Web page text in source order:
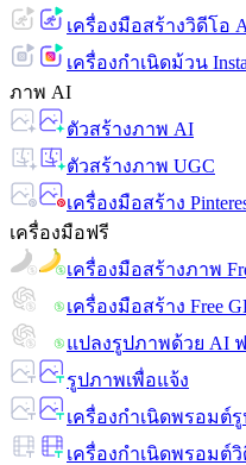
เครื่องมือสร้างวิดีโอ
เครื่องกำเนิดม้วน
ภาพ AI
ตัวสร้างภาพ AI
ตัวสร้างภาพ UGC
เครื่องมือสร้าง
เครื่องมือฟรี
เครื่องมือสร้างภาพ
เครื่องมือสร้าง Free
แปลงรูปภาพด้วย AI
รูปภาพเพื่อแจ้ง
เครื่องกำเนิดพรอมต์
เครื่องกำเนิดพรอมต์